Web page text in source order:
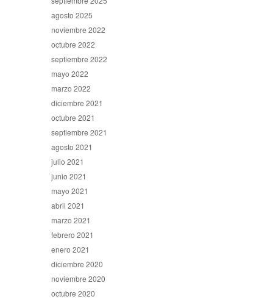
agosto 2025
noviembre 2022
octubre 2022
septiembre 2022
mayo 2022
marzo 2022
diciembre 2021
octubre 2021
septiembre 2021
agosto 2021
julio 2021
junio 2021
mayo 2021
abril 2021
marzo 2021
febrero 2021
enero 2021
diciembre 2020
noviembre 2020
octubre 2020